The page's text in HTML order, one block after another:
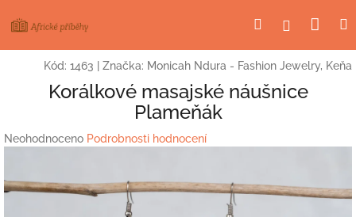
na
HledatPřihlášení
Kód: 1463 Značka: Monicah Ndura - Fashion Jewelry, Keňa
Korálkové masajské náušnice
Plameňák
Průměrné
je
Neohodnoceno Podrobnosti hodnocení